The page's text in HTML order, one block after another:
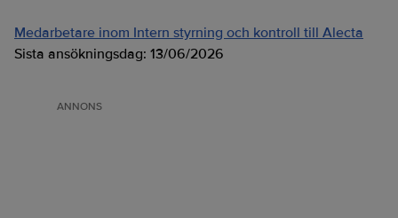
Medarbetare inom Intern styrning och kontroll till Alecta
Sista ansökningsdag: 13/06/2026
ANNONS